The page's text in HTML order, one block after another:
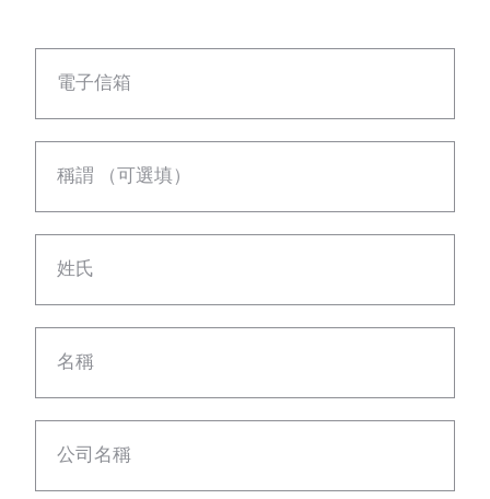
電子信箱
稱謂 （可選填）
姓氏
名稱
公司名稱